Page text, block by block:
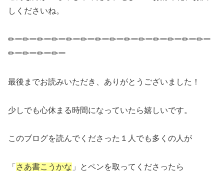
しくださいね。
✏ー✏ー✏ー✏ー✏ー✏ー✏ー✏ー✏ー✏ー✏ー✏ー✏ー✏ー
✏ー✏ー✏ー✏ー
最後までお読みいただき、ありがとうございました！
少しでも心休まる時間になっていたら嬉しいです。
このブログを読んでくださった１人でも多くの人が
「 さあ書こうかな 」とペンを取ってくださったら